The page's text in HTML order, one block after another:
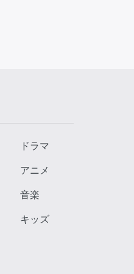
ドラマ
アニメ
音楽
キッズ